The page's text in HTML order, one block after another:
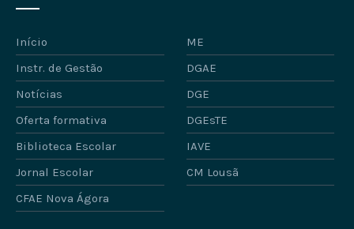
Início
ME
Instr. de Gestão
DGAE
Notícias
DGE
Oferta formativa
DGEsTE
Biblioteca Escolar
IAVE
Jornal Escolar
CM Lousã
CFAE Nova Ágora